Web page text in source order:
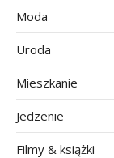
Moda
Uroda
Mieszkanie
Jedzenie
Filmy & książki